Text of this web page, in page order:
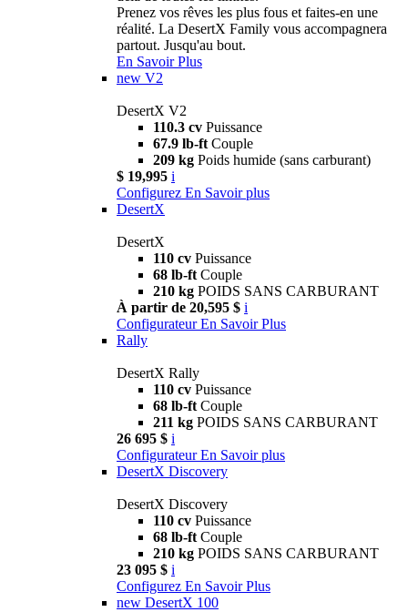
Prenez vos rêves les plus fous et faites-en une
réalité. La DesertX Family vous accompagnera
partout. Jusqu'au bout.
En Savoir Plus
new V2
DesertX V2
110.3 cv Puissance
67.9 lb-ft Couple
209 kg Poids humide (sans carburant)
$ 19,995 i
Configurez En Savoir plus
DesertX
DesertX
110 cv Puissance
68 lb-ft Couple
210 kg POIDS SANS CARBURANT
À partir de 20,595 $ i
Configurateur En Savoir Plus
Rally
DesertX Rally
110 cv Puissance
68 lb-ft Couple
211 kg POIDS SANS CARBURANT
26 695 $ i
Configurateur En Savoir plus
DesertX Discovery
DesertX Discovery
110 cv Puissance
68 lb-ft Couple
210 kg POIDS SANS CARBURANT
23 095 $ i
Configurez En Savoir Plus
new DesertX 100